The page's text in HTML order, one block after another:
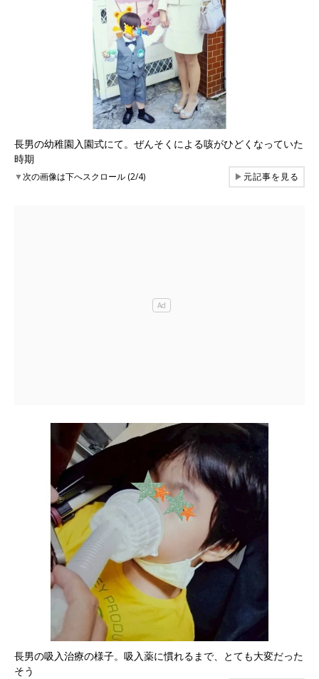
長男の幼稚園入園式にて。ぜんそくによる咳がひどくなっていた
時期
▼次の画像は下へスクロール (2/4) ▶元記事を見る
長男の吸入治療の様子。吸入薬に慣れるまで、とても大変だった
そう